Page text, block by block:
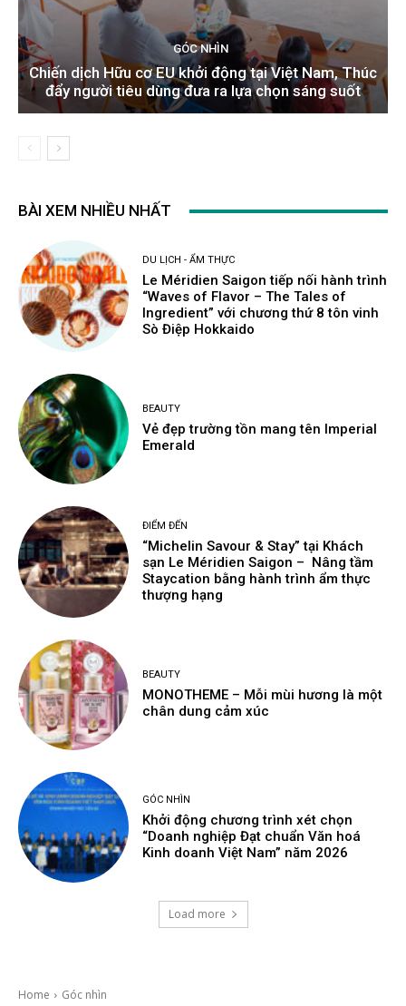
GÓC NHÌN
Chiến dịch Hữu cơ EU khởi động tại Việt Nam, Thúc
đẩy người tiêu dùng đưa ra lựa chọn sáng suốt
BÀI XEM NHIỀU NHẤT
DU LỊCH - ẨM THỰC
Le Méridien Saigon tiếp nối hành trình
“Waves of Flavor – The Tales of
Ingredient” với chương thứ 8 tôn vinh
Sò Điệp Hokkaido
BEAUTY
Vẻ đẹp trường tồn mang tên Imperial
Emerald
ĐIỂM ĐẾN
“Michelin Savour & Stay” tại Khách
sạn Le Méridien Saigon – Nâng tầm
Staycation bằng hành trình ẩm thực
thượng hạng
BEAUTY
MONOTHEME – Mỗi mùi hương là một
chân dung cảm xúc
GÓC NHÌN
Khởi động chương trình xét chọn
“Doanh nghiệp Đạt chuẩn Văn hoá
Kinh doanh Việt Nam” năm 2026
Load more